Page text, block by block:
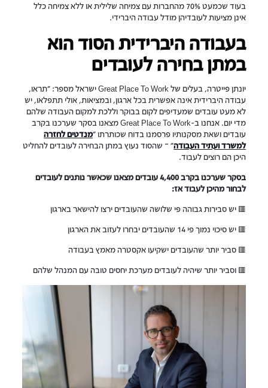
בעוד שכמעט 70% מהחברות עם צמיחה שלילית או ללא צמיחה כלל
אינן מציעות לעובדיהן מודל עבודה היברידי.
בעבודה היברידית הסוד הוא
במתן בחירה לעובדים
יונתן פייטרה, בעלים של Great Place To Work ישראל מספר: "תראו,
עבודה היברידית אינה אפשרית בכל ארגון, ובמציאות, אולי תתפלאו, יש
לא מעט עובדים שמעדיפים לקום בבוקר וללכת למקום העבודה שלהם
מדי יום. אנחנו ב-Great Place To Work מצאנו בסקר שערכנו בקרב
עובדים ושאת מסקנותיו פרסמנו בדוח שכותרתו "מנדטים לחזרה
למשרד ועתיד העבודה" – שהסוד נעוץ במתן הבחירה לעובדים להחליט
היכן הם רוצים לעבוד.
בסקר שערכנו בקרב 4,400 עובדים מצאנו שכאשר נותנים לעובדים
לבחור מהיכן לעבוד אז:
🟥 יש סבירות גבוהה פי שלושה שהעובדים ירצו להישאר בארגון
🟥 יש סיכוי נמוך פי 14 שהעובדים יבחרו לעזוב את הארגון
🟥 סביר יותר שהעובדים ישקיעו אקסטרה מאמץ בעבודה
🟥 וסביר יותר שיהיה לעובדים מערכת יחסים טובה עם המנהל שלהם